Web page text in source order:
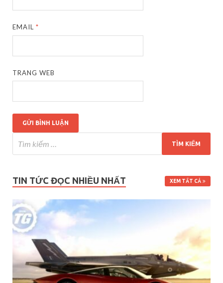
EMAIL*
TRANG WEB
TIN TỨC ĐỌC NHIỀU NHẤT XEM TẤT CẢ